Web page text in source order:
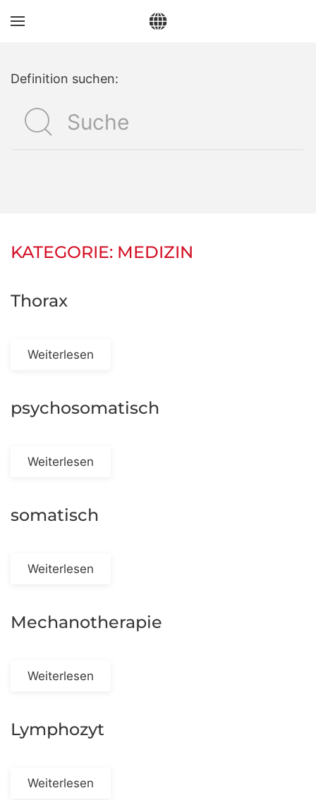
Definition suchen:
KATEGORIE: MEDIZIN
Thorax
Weiterlesen
psychosomatisch
Weiterlesen
somatisch
Weiterlesen
Mechanotherapie
Weiterlesen
Lymphozyt
Weiterlesen